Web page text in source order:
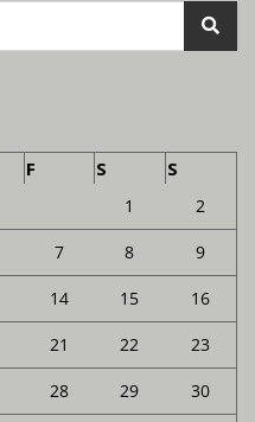
F S S
1 2
7 8 9
14 15 16
21 22 23
28 29 30